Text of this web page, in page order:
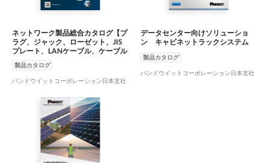
ネットワーク製品総合カタログ【プ
ラグ、ジャック、ローゼット、JIS
プレート、LANケーブル、ケーブル
】
製品カタログ
パンドウイットコーポレーション日本支社
データセンター向けソリューショ
ン キャビネットラックシステム
製品カタログ
パンドウイットコーポレーション日本支社